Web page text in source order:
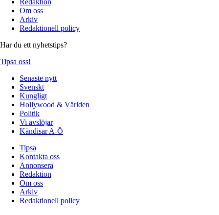
Redaktion
Om oss
Arkiv
Redaktionell policy
Har du ett nyhetstips?
Tipsa oss!
Senaste nytt
Svenskt
Kungligt
Hollywood & Världen
Politik
Vi avslöjar
Kändisar A-Ö
Tipsa
Kontakta oss
Annonsera
Redaktion
Om oss
Arkiv
Redaktionell policy